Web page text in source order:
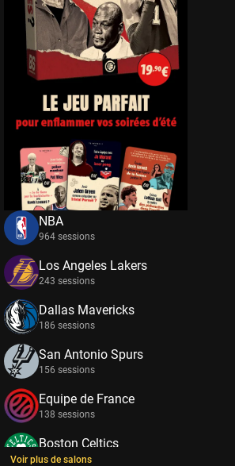
NBA
964 sessions
Los Angeles Lakers
243 sessions
Dallas Mavericks
186 sessions
San Antonio Spurs
156 sessions
Equipe de France
138 sessions
Boston Celtics
133 sessions
Voir plus de salons